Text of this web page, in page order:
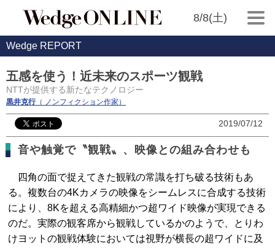
8/8(土)
Wedge REPORT
五感を使う！近未来のスポーツ観戦
NTTが提供する新たなテクノロジー
黒井克行（ ノンフィクション作家）
2019/07/12
音や触覚で〝観戦〟、映像との組み合わせも
四角の面で捉えてきた観戦の常識を打ち破る技術もあ
る。複数台の4Kカメラの映像をシームレスに合成する技術
により、8Kを超える高精細かつ超ワイド映像が実現できる
のだ。実際の観客席から観戦しているかのようで、とりわ
けヨットの観戦体験においては視野が横長の超ワイドに及